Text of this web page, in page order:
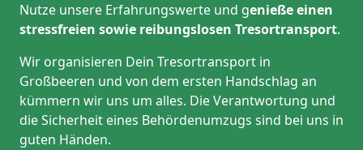
Nutze unsere Erfahrungswerte und genieße einen
stressfreien sowie reibungslosen Tresortransport.
Wir organisieren Dein Tresortransport in
Großbeeren und von dem ersten Handschlag an
kümmern wir uns um alles. Die Verantwortung und
die Sicherheit eines Behördenumzugs sind bei uns in
guten Händen.